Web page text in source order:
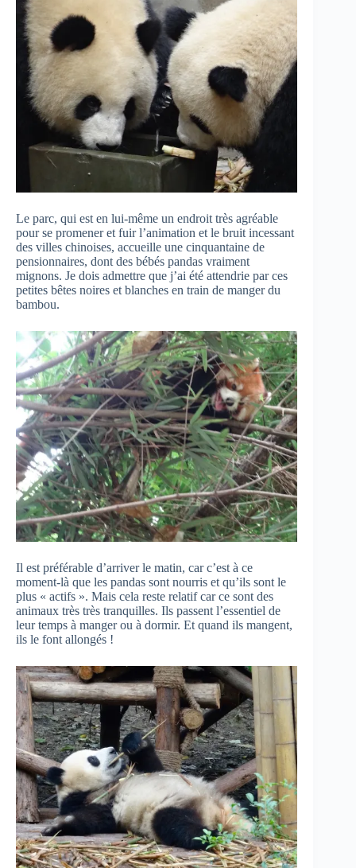
Le parc, qui est en lui-même un endroit très agréable
pour se promener et fuir l’animation et le bruit incessant
des villes chinoises, accueille une cinquantaine de
pensionnaires, dont des bébés pandas vraiment
mignons. Je dois admettre que j’ai été attendrie par ces
petites bêtes noires et blanches en train de manger du
bambou.
Il est préférable d’arriver le matin, car c’est à ce
moment-là que les pandas sont nourris et qu’ils sont le
plus « actifs ». Mais cela reste relatif car ce sont des
animaux très très tranquilles. Ils passent l’essentiel de
leur temps à manger ou à dormir. Et quand ils mangent,
ils le font allongés !